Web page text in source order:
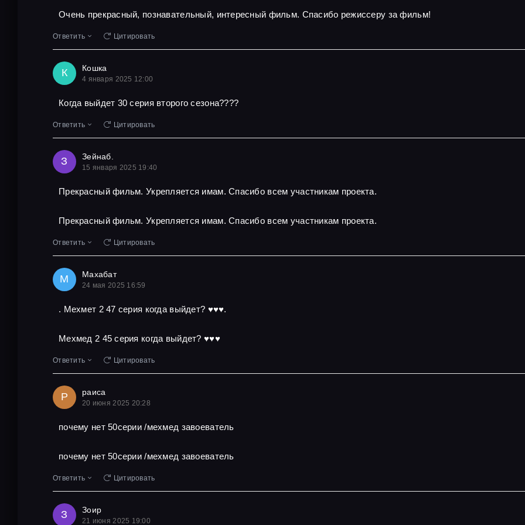
Очень прекрасный, познавательный, интересный фильм. Спасибо режиссеру за фильм!
Ответить Цитировать
К Кошка
4 января 2025 12:00
Когда выйдет 30 серия второго сезона????
Ответить Цитировать
З Зейнаб.
15 января 2025 19:40
Прекрасный фильм. Укрепляется имам. Спасибо всем участникам проекта.
Прекрасный фильм. Укрепляется имам. Спасибо всем участникам проекта.
Ответить Цитировать
М Махабат
24 мая 2025 16:59
. Мехмет 2 47 серия когда выйдет? ♥️♥️♥️.
Мехмед 2 45 серия когда выйдет? ♥️♥️♥️
Ответить Цитировать
Р раиса
20 июня 2025 20:28
почему нет 50серии /мехмед завоеватель
почему нет 50серии /мехмед завоеватель
Ответить Цитировать
З Зоир
21 июня 2025 19:00